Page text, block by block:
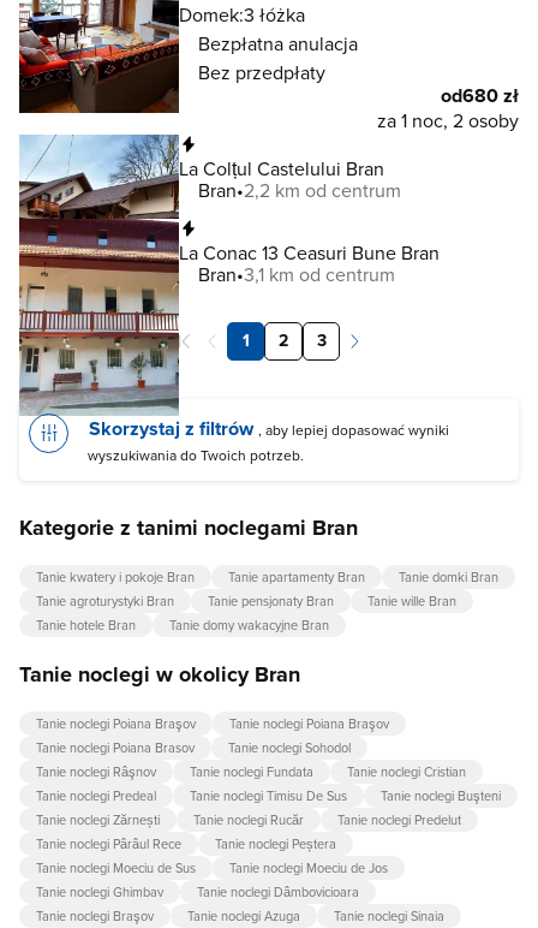
Domek:3 łóżka
Bezpłatna anulacja
Bez przedpłaty
od680 zł
za 1 noc, 2 osoby
La Colțul Castelului Bran
Bran 2,2 km od centrum
La Conac 13 Ceasuri Bune Bran
Bran 3,1 km od centrum
1 2 3
Skorzystaj z filtrów , aby lepiej dopasować wyniki
wyszukiwania do Twoich potrzeb.
Kategorie z tanimi noclegami Bran
Tanie kwatery i pokoje Bran Tanie apartamenty Bran
Tanie domki Bran
Tanie agroturystyki Bran
Tanie pensjonaty Bran
Tanie wille Bran
Tanie hotele Bran
Tanie domy wakacyjne Bran
Tanie noclegi w okolicy Bran
Tanie noclegi Poiana Braşov
Tanie noclegi Poiana Braşov
Tanie noclegi Poiana Brasov
Tanie noclegi Sohodol
Tanie noclegi Râşnov
Tanie noclegi Fundata
Tanie noclegi Cristian
Tanie noclegi Predeal
Tanie noclegi Timisu De Sus
Tanie noclegi Buşteni
Tanie noclegi Zărnești
Tanie noclegi Rucăr
Tanie noclegi Predelut
Tanie noclegi Pârâul Rece
Tanie noclegi Peștera
Tanie noclegi Moeciu de Sus
Tanie noclegi Moeciu de Jos
Tanie noclegi Ghimbav
Tanie noclegi Dâmbovicioara
Tanie noclegi Braşov
Tanie noclegi Azuga
Tanie noclegi Sinaia